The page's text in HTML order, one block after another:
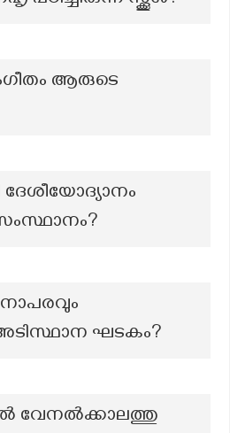
ആരുടെ
ദേശീയോദ്യാനം
ഘടകം?
വേനൽക്കാലത്തു